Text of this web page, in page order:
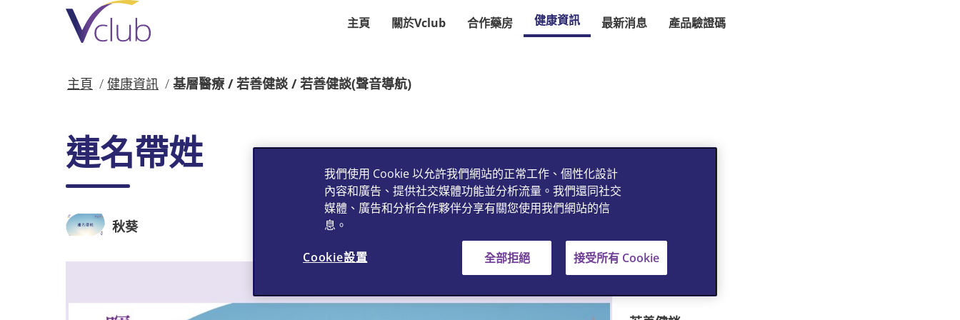
主頁 關於Vclub 合作藥房 健康資訊 最新消息 產品驗證碼
主頁 健康資訊 基層醫療 / 若善健談 / 若善健談(聲音導航)
連名帶姓
秋葵
最新文章
我們使用 Cookie 以允許我們網站的正常工作、個性化設計
內容和廣告、提供社交媒體功能並分析流量。我們還同社交
媒體、廣告和分析合作夥伴分享有關您使用我們網站的信
息。
Cookie設置 全部拒絕 接受所有 Cookie